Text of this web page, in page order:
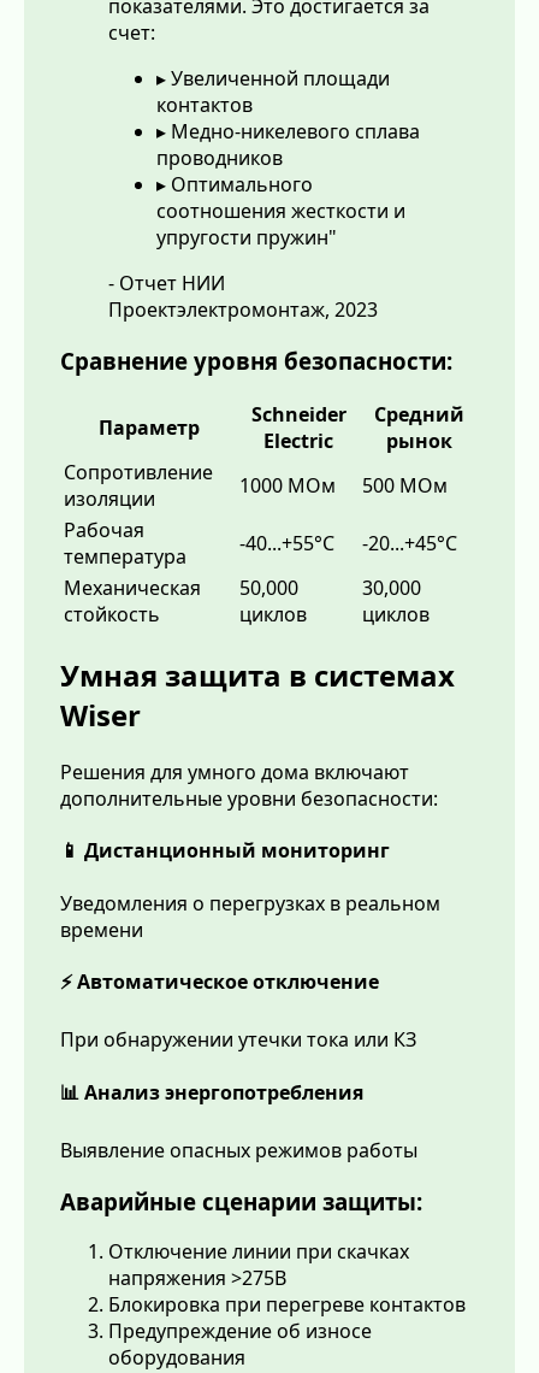
показателями. Это достигается за
счет:
▸ Увеличенной площади
контактов
▸ Медно-никелевого сплава
проводников
▸ Оптимального
соотношения жесткости и
упругости пружин"
- Отчет НИИ
Проектэлектромонтаж, 2023
Сравнение уровня безопасности:
Параметр
Schneider
Electric
Средний
рынок
Сопротивление
изоляции
1000 МОм
500 МОм
Рабочая
температура
-40...+55°C
-20...+45°C
Механическая
стойкость
50,000
циклов
30,000
циклов
Умная защита в системах
Wiser
Решения для умного дома включают
дополнительные уровни безопасности:
📱 Дистанционный мониторинг
Уведомления о перегрузках в реальном
времени
⚡ Автоматическое отключение
При обнаружении утечки тока или КЗ
📊 Анализ энергопотребления
Выявление опасных режимов работы
Аварийные сценарии защиты:
Отключение линии при скачках
напряжения >275В
Блокировка при перегреве контактов
Предупреждение об износе
оборудования